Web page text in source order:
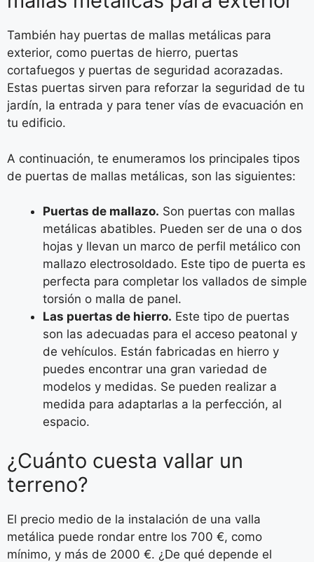
También hay puertas de mallas metálicas para
exterior, como puertas de hierro, puertas
cortafuegos y puertas de seguridad acorazadas.
Estas puertas sirven para reforzar la seguridad de tu
jardín, la entrada y para tener vías de evacuación en
tu edificio.
A continuación, te enumeramos los principales tipos
de puertas de mallas metálicas, son las siguientes:
Puertas de mallazo. Son puertas con mallas
metálicas abatibles. Pueden ser de una o dos
hojas y llevan un marco de perfil metálico con
mallazo electrosoldado. Este tipo de puerta es
perfecta para completar los vallados de simple
torsión o malla de panel.
Las puertas de hierro. Este tipo de puertas
son las adecuadas para el acceso peatonal y
de vehículos. Están fabricadas en hierro y
puedes encontrar una gran variedad de
modelos y medidas. Se pueden realizar a
medida para adaptarlas a la perfección, al
espacio.
¿Cuánto cuesta vallar un
terreno?
El precio medio de la instalación de una valla
metálica puede rondar entre los 700 €, como
mínimo, y más de 2000 €. ¿De qué depende el